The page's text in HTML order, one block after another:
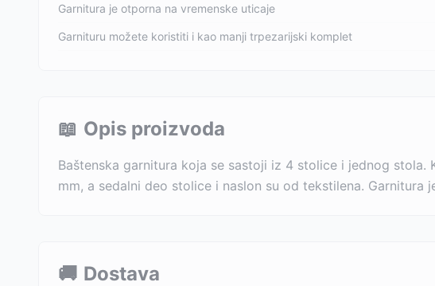
Garnitura je otporna na vremenske uticaje
Garnituru možete koristiti i kao manji trpezarijski komplet
📖 Opis proizvoda
Baštenska garnitura koja se sastoji iz 4 stolice i jednog
mm, a sedalni deo stolice i naslon su od tekstilena.
🚚 Dostava